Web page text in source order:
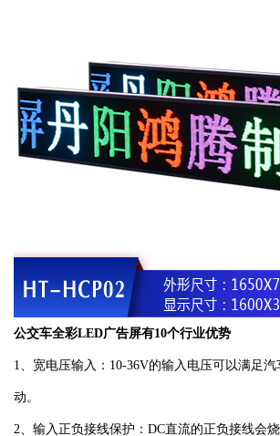
公交车全彩LED广告屏有10个行业优势
1、宽电压输入：10-36V的输入电压可以满足
动。
2、输入正负接线保护：DC直流的正负接线会